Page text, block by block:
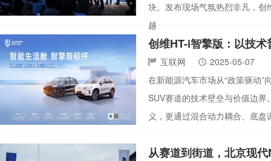
块。发布现场气氛热烈非凡，
越
创维HT-i智擎版：以技
互联网
2025-05-07
在新能源汽车市场从“政策驱动”
SUV赛道的技术壁垒与价值边界
义，更通过混合动力耦合、底
从赛道到街道，北京现